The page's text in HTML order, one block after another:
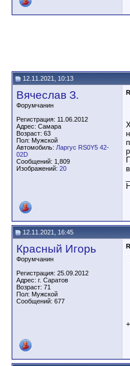
12.11.2021, 10:13
Вячеслав З.
Форумчанин
Регистрация: 11.06.2012
Адрес: Самара
Возраст: 63
Пол: Мужской
Автомобиль: Ларгус RS0Y5 42-
02D
Сообщений: 1,809
Изображений: 20
12.11.2021, 16:45
Красный Игорь
Форумчанин
Регистрация: 25.09.2012
Адрес: г. Саратов
Возраст: 71
Пол: Мужской
Сообщений: 677